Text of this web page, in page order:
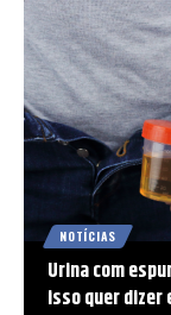
NOTÍCIAS
Urina com
isso quer dizer